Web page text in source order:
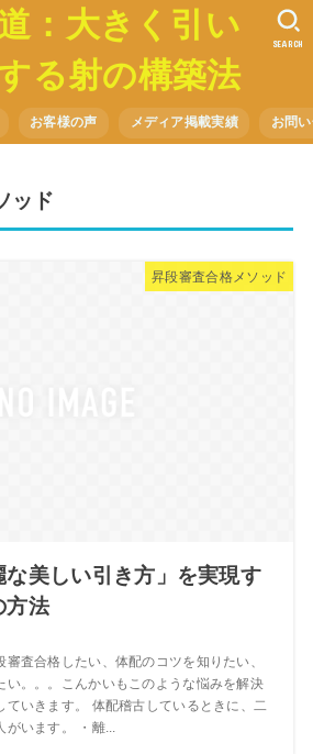
：大きく引い
る射の構築法
お客様の声 メディア掲載実績 お問
SEARCH
ッド
昇段審査合格メソッド
な美しい引き方」を実現す
方法
査合格したい、体配のコツを知りたい、
い。。。こんかいもこのような悩みを解決
ていきます。 体配稽古しているときに、二
います。 ・離...